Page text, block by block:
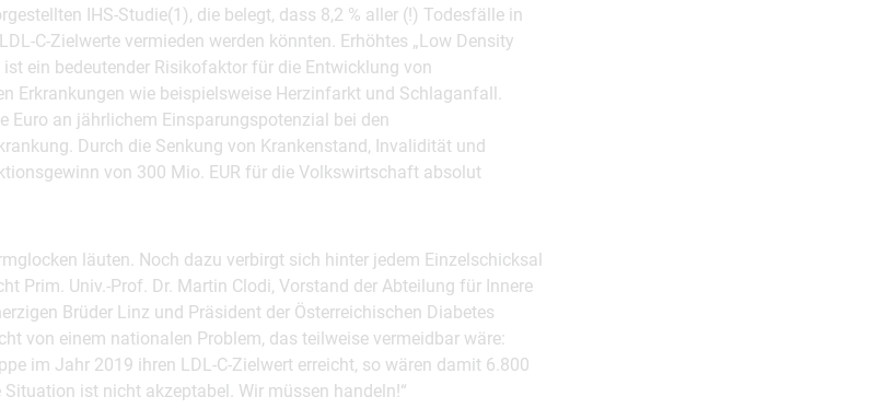
IHS-Studie(1), die belegt, dass 8,2 % aller (!) Todesfälle in
C-Zielwerte vermieden werden könnten. Erhöhtes „Low Density
ein bedeutender Risikofaktor für die Entwicklung von
Erkrankungen wie beispielsweise Herzinfarkt und Schlaganfall.
Euro an jährlichem Einsparungspotenzial bei den
Durch die Senkung von Krankenstand, Invalidität und
von 300 Mio. EUR für die Volkswirtschaft absolut
läuten. Noch dazu verbirgt sich hinter jedem Einzelschicksal
Prim. Univ.-Prof. Dr. Martin Clodi, Vorstand der Abteilung für Innere
Brüder Linz und Präsident der Österreichischen Diabetes
von einem nationalen Problem, das teilweise vermeidbar wäre:
im Jahr 2019 ihren LDL-C-Zielwert erreicht, so wären damit 6.800
ist nicht akzeptabel. Wir müssen handeln!“